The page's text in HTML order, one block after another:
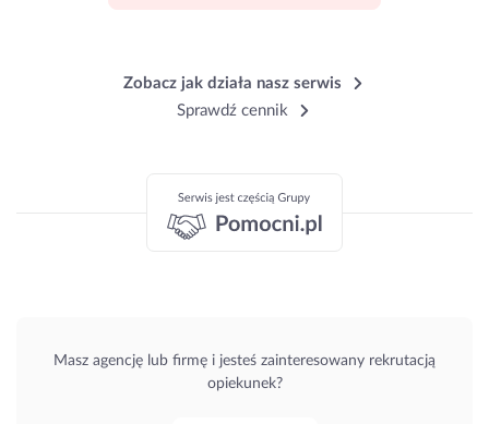
Zobacz jak działa nasz serwis
Sprawdź cennik
Masz agencję lub firmę i jesteś zainteresowany rekrutacją
opiekunek?